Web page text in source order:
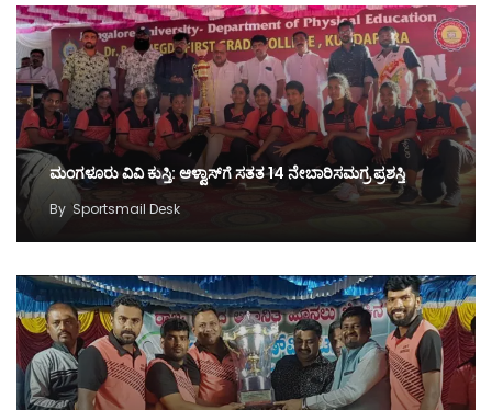
ಮಂಗಳೂರು ವಿವಿ ಕುಸ್ತಿ: ಆಳ್ವಾಸ್‌ಗೆ ಸತತ 14 ನೇಬಾರಿಸಮಗ್ರ ಪ್ರಶಸ್ತಿ
By Sportsmail Desk